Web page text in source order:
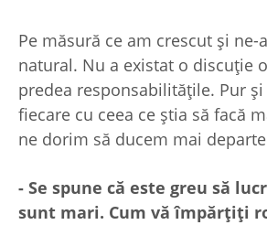
Pe măsură ce am crescut și
natural. Nu a existat o discuție
predea responsabilitățile. Pur
fiecare cu ceea ce știa să facă
ne dorim să ducem mai
- Se spune că este greu să
sunt mari. Cum vă împărțiți